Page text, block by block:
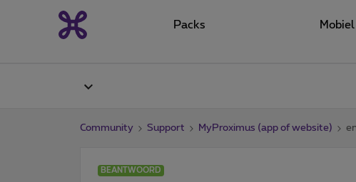
Packs Mobiel
Community Support MyProximus (app of website)
BEANTWOORD